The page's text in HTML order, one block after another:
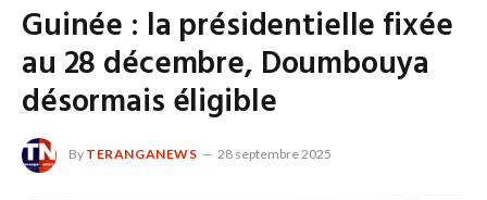
Guinée : la présidentielle fixée
au 28 décembre, Doumbouya
désormais éligible
By TERANGANEWS 28 septembre 2025